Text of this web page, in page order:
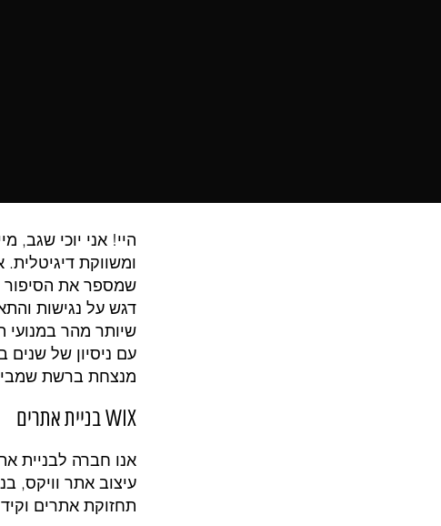
היי! אני יוכי שגב,
ומשווקת
שמספר את הסיפור
דגש על נגישות
שיותר מהר במנועי
עם ניסיון של שנים
מנצחת ברשת
WIX בניית אתרים
אנו חברה לבניית
תחזוקת אתרים